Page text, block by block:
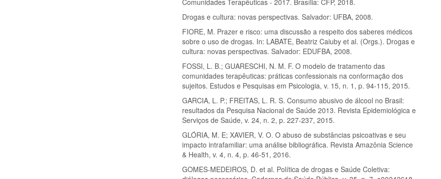
Drogas e cultura: novas perspectivas. Salvador: UFBA, 2008.
FIORE, M. Prazer e risco: uma discussão a respeito dos saberes médicos
sobre o uso de drogas. In: LABATE, Beatriz Caiuby et al. (Orgs.). Drogas e
cultura: novas perspectivas. Salvador: EDUFBA, 2008.
FOSSI, L. B.; GUARESCHI, N. M. F. O modelo de tratamento das
comunidades terapêuticas: práticas confessionais na conformação dos
sujeitos. Estudos e Pesquisas em Psicologia, v. 15, n. 1, p. 94-115, 2015.
GARCIA, L. P.; FREITAS, L. R. S. Consumo abusivo de álcool no Brasil:
resultados da Pesquisa Nacional de Saúde 2013. Revista Epidemiológica e
Serviços de Saúde, v. 24, n. 2, p. 227-237, 2015.
GLÓRIA, M. E; XAVIER, V. O. O abuso de substâncias psicoativas e seu
impacto intrafamiliar: uma análise bibliográfica. Revista Amazônia Science
& Health, v. 4, n. 4, p. 46-51, 2016.
GOMES-MEDEIROS, D. et al. Política de drogas e Saúde Coletiva: